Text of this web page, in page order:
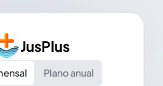
JusPlus
Plano anual